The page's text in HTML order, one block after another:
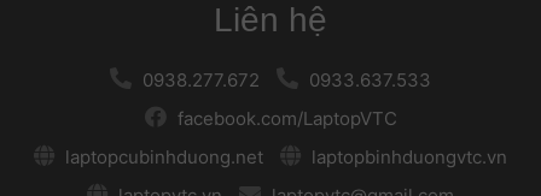
Liên hệ
0938.277.672
0933.637.533
facebook.com/LaptopVTC
laptopcubinhduong.net
laptopbinhduongvtc.vn